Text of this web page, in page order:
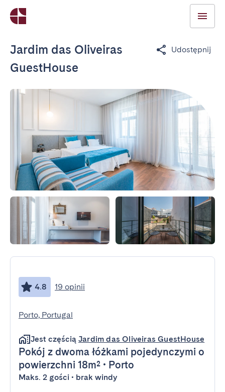
Jardim das Oliveiras
GuestHouse
Udostępnij
4.8 19 opinii
Porto, Portugal
Jest częścią Jardim das Oliveiras GuestHouse
Pokój z dwoma łóżkami pojedynczymi o
powierzchni 18m² • Porto
Maks. 2 gości • brak windy